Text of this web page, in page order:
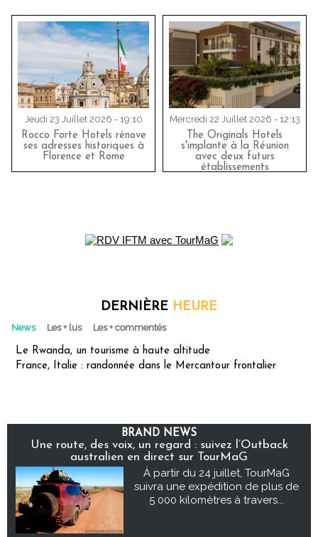
Jeudi 23 Juillet 2026 - 19:10
Rocco Forte Hotels rénove
ses adresses historiques à
Florence et Rome
Mercredi 22 Juillet 2026 - 12:13
The Originals Hotels
s'implante à la Réunion
avec deux futurs
établissements
DERNIÈRE HEURE
News Les + lus Les + commentés
Le Rwanda, un tourisme à haute altitude
France, Italie : randonnée dans le Mercantour frontalier
BRAND NEWS
Une route, des voix, un regard : suivez l’Outback
australien en direct sur TourMaG
À partir du 24 juillet, TourMaG
suivra une expédition de plus de
5 000 kilomètres à travers...